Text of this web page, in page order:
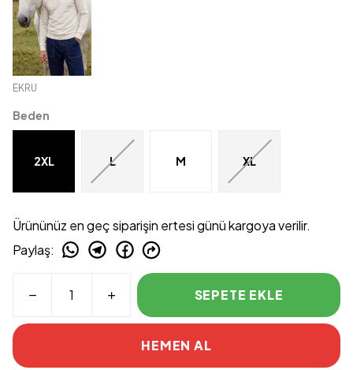
EKRU
Beden
2XL L M XL
Ürününüz en geç siparişin ertesi günü kargoya verilir.
Paylaş:
SEPETE EKLE
HEMEN AL